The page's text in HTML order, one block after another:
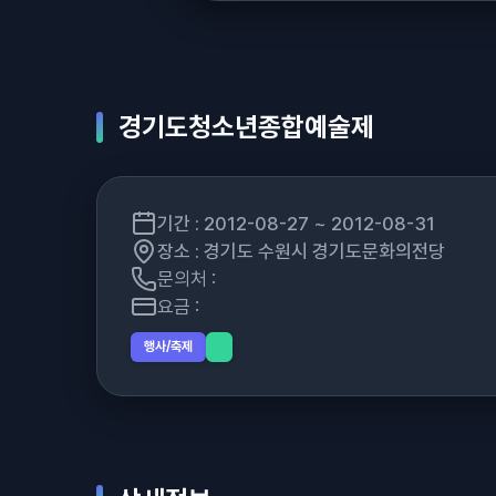
경기도청소년종합예술제
기간 : 2012-08-27 ~ 2012-08-31
장소 : 경기도 수원시 경기도문화의전당
문의처 :
요금 :
행사/축제